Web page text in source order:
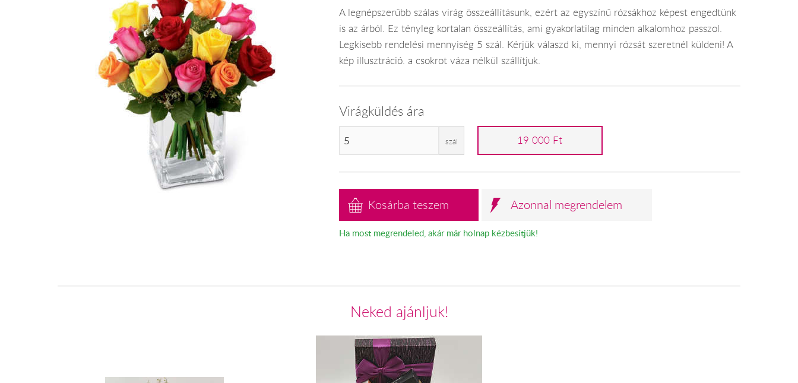
A legnépszerűbb szálas virág összeállításunk, ezért az egyszínű rózsákhoz képest engedtünk
is az árból. Ez tényleg kortalan összeállítás, ami gyakorlatilag minden alkalomhoz passzol.
Legkisebb rendelési mennyiség 5 szál. Kérjük válaszd ki, mennyi rózsát szeretnél küldeni! A
kép illusztráció. a csokrot váza nélkül szállítjuk.
Virágküldés ára
szál 19 000 Ft
Kosárba teszem Azonnal megrendelem
Ha most megrendeled, akár már holnap kézbesítjük!
Neked ajánljuk!